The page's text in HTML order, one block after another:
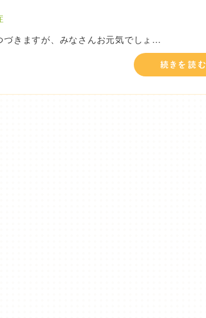
づきますが、みなさんお元気でしょ…
続きを読む